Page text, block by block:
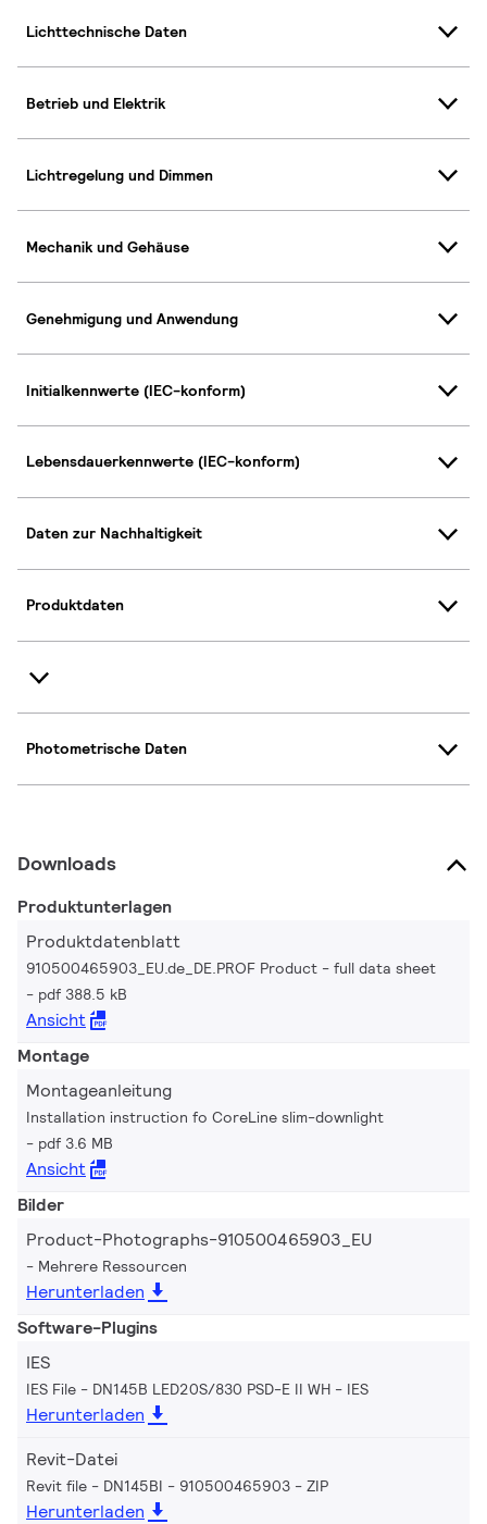
Lichttechnische Daten
Betrieb und Elektrik
Lichtregelung und Dimmen
Mechanik und Gehäuse
Genehmigung und Anwendung
Initialkennwerte (IEC-konform)
Lebensdauerkennwerte (IEC-konform)
Daten zur Nachhaltigkeit
Produktdaten
Photometrische Daten
Downloads
Produktunterlagen
Produktdatenblatt
910500465903_EU.de_DE.PROF Product - full data sheet
pdf 388.5 kB
Ansicht
Montage
Montageanleitung
Installation instruction fo CoreLine slim-downlight
pdf 3.6 MB
Ansicht
Bilder
Product-Photographs-910500465903_EU
Mehrere Ressourcen
Herunterladen
Software-Plugins
IES
IES File - DN145B LED20S/830 PSD-E II WH IES
Herunterladen
Revit-Datei
Revit file - DN145BI - 910500465903 ZIP
Herunterladen